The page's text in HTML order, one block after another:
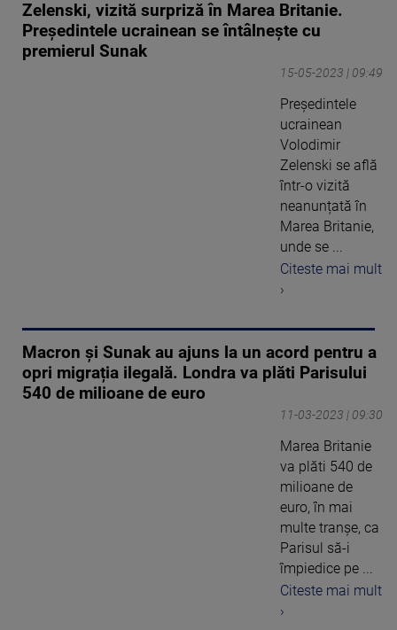
Zelenski, vizită surpriză în Marea Britanie.
Președintele ucrainean se întâlnește cu
premierul Sunak
15-05-2023 | 09:49
Președintele
ucrainean
Volodimir
Zelenski se află
într-o vizită
neanunțată în
Marea Britanie,
unde se ...
Citeste mai mult
›
Macron și Sunak au ajuns la un acord pentru a
opri migrația ilegală. Londra va plăti Parisului
540 de milioane de euro
11-03-2023 | 09:30
Marea Britanie
va plăti 540 de
milioane de
euro, în mai
multe tranșe, ca
Parisul să-i
împiedice pe ...
Citeste mai mult
›